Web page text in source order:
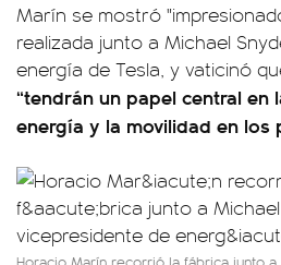
Marín se mostró
realizada junto a Michael
energía de Tesla, y vaticinó
“tendrán un papel central en
energía y la movilidad en los